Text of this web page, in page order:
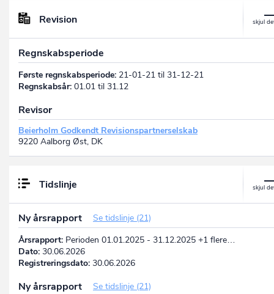
Revision
Regnskabsperiode
Første regnskabsperiode: 21-01-21 til 31-12-21
Regnskabsår: 01.01 til 31.12
Revisor
Beierholm Godkendt Revisionspartnerselskab
9220 Aalborg Øst, DK
Tidslinje
Ny årsrapport
Se tidslinje (21)
Årsrapport: Perioden 01.01.2025 - 31.12.2025 +1 flere…
Dato: 30.06.2026
Registreringsdato: 30.06.2026
Ny årsrapport
Se tidslinje (21)